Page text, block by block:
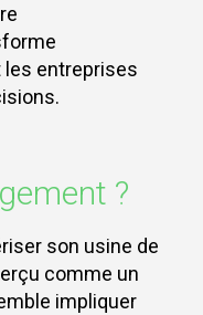
entreprises
?
son usine de
comme un
impliquer